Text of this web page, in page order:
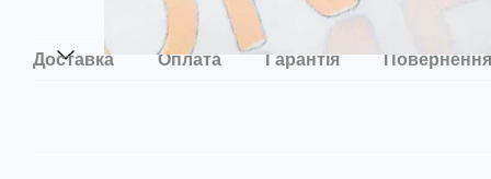
Доставка Оплата Гарантія Повернення